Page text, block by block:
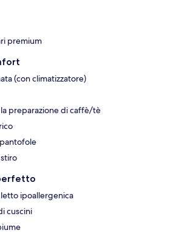
premium
(con climatizzatore)
preparazione di caffè/tè
ipoallergenica
cuscini